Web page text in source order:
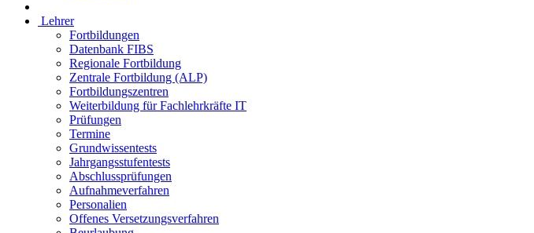
Lehrer
Fortbildungen
Datenbank FIBS
Regionale Fortbildung
Zentrale Fortbildung (ALP)
Fortbildungszentren
Weiterbildung für Fachlehrkräfte IT
Prüfungen
Termine
Grundwissentests
Jahrgangsstufentests
Abschlussprüfungen
Aufnahmeverfahren
Personalien
Offenes Versetzungsverfahren